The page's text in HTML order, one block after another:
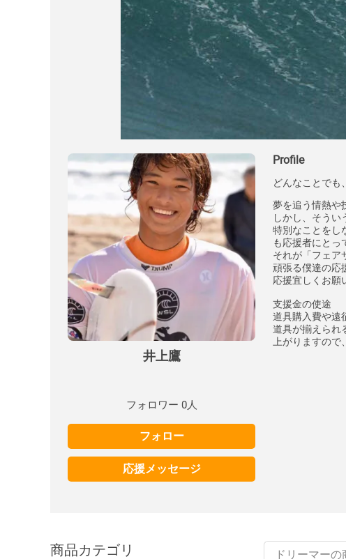
井上鷹
フォロワー 0人
フォロー
応援メッセージ
Profile
どんなことでも
夢を追う情熱や
しかし、そうい
特別なことをし
も応援者にとっ
それが「フェア
頑張る僕達の応
応援宜しくお願
支援金の使途
道具購入費や遠
道具が揃えられ
上がりますので
商品カテゴリ